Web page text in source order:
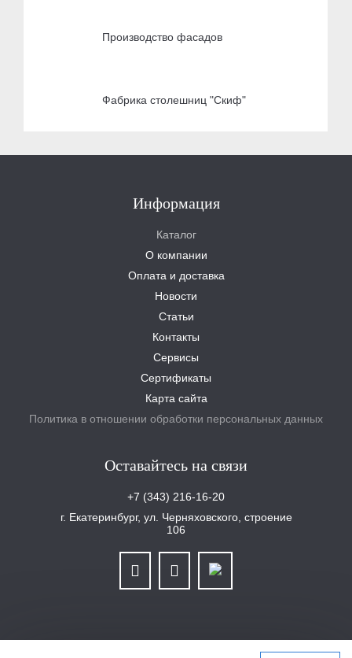
Производство фасадов
Фабрика столешниц "Скиф"
Информация
Каталог
О компании
Оплата и доставка
Новости
Статьи
Контакты
Сервисы
Сертификаты
Карта сайта
Политика в отношении обработки персональных данных
Оставайтесь на связи
+7 (343) 216-16-20
г. Екатеринбург, ул. Черняховского, строение
106
ООО «Уралплит» | ИНН/КПП 6679025768/667901001 | ОГРН 1126679029465